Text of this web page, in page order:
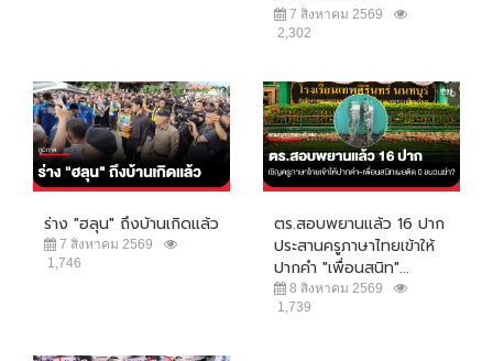
7 สิงหาคม 2569
2,302
ร่าง "ฮลุน" ถึงบ้านเกิดแล้ว
7 สิงหาคม 2569
1,746
ตร.สอบพยานแล้ว 16 ปาก
ประสานครูภาษาไทยเข้าให้
ปากคำ "เพื่อนสนิท"...
8 สิงหาคม 2569
1,739